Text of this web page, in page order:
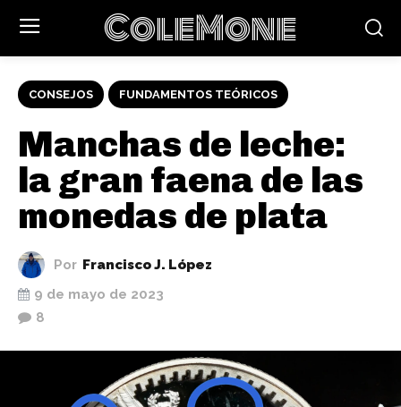
ColeMone
CONSEJOS FUNDAMENTOS TEÓRICOS
Manchas de leche:
la gran faena de las
monedas de plata
Por Francisco J. López
9 de mayo de 2023
8